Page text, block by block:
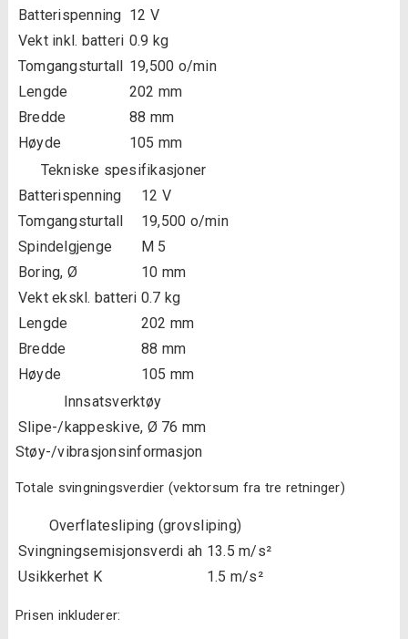
Batterispenning 12 V
Vekt inkl. batteri 0.9 kg
Tomgangsturtall
19,500 o/min
Lengde
202 mm
Bredde
88 mm
Høyde
105 mm
Tekniske spesifikasjoner
Batterispenning
12 V
Tomgangsturtall
19,500 o/min
Spindelgjenge
M 5
Boring, Ø
10 mm
Vekt ekskl. batteri 0.7 kg
Lengde
202 mm
Bredde
88 mm
Høyde
105 mm
Innsatsverktøy
Slipe-/kappeskive, Ø 76 mm
Støy-/vibrasjonsinformasjon
Totale svingningsverdier (vektorsum fra tre retninger)
Overflatesliping (grovsliping)
Svingningsemisjonsverdi ah 13.5 m/s²
Usikkerhet K
1.5 m/s²
Prisen inkluderer: